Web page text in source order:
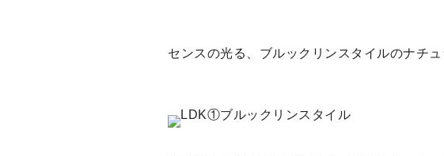
センスの光る、ブルックリンスタイルのナチ